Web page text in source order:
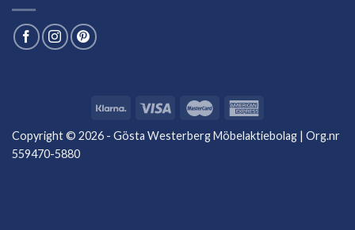
Copyright © 2026 - Gösta Westerberg Möbelaktiebolag | Org.nr
559470-5880